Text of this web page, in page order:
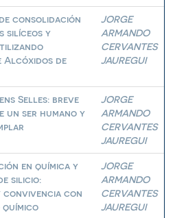
consolidación
silíceos y
Alcóxidos de
JORGE
ARMANDO
CERVANTES
JAUREGUI
Selles: breve
un ser humano y
JORGE
ARMANDO
CERVANTES
JAUREGUI
en química y
silicio:
con
JORGE
ARMANDO
CERVANTES
JAUREGUI